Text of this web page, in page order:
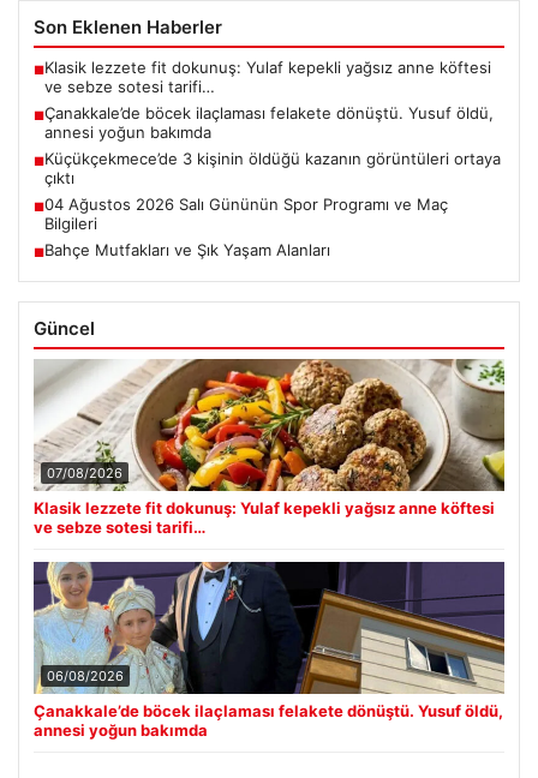
Son Eklenen Haberler
■Klasik lezzete fit dokunuş: Yulaf kepekli yağsız anne köftesi
ve sebze sotesi tarifi…
■Çanakkale’de böcek ilaçlaması felakete dönüştü. Yusuf öldü,
annesi yoğun bakımda
■Küçükçekmece’de 3 kişinin öldüğü kazanın görüntüleri ortaya
çıktı
■04 Ağustos 2026 Salı Gününün Spor Programı ve Maç
Bilgileri
■Bahçe Mutfakları ve Şık Yaşam Alanları
Güncel
07/08/2026
Klasik lezzete fit dokunuş: Yulaf kepekli yağsız anne köftesi
ve sebze sotesi tarifi…
06/08/2026
Çanakkale’de böcek ilaçlaması felakete dönüştü. Yusuf öldü,
annesi yoğun bakımda